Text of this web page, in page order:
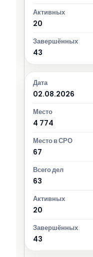
20
43
02.08.2026
4 774
67
63
20
43